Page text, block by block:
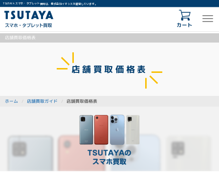
TSUTAYA スマホ・タブレット買取は、株式会社イオシスが運営しています。
カート
店舗買取価格表
店舗買取価格表
ホーム 店舗買取ガイド 店舗買取価格表